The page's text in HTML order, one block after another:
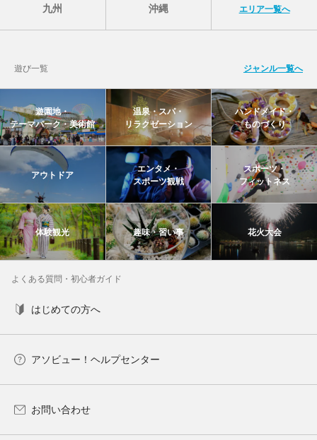
九州 沖縄 エリア一覧へ
遊び一覧 ジャンル一覧へ
遊園地・
テーマパーク・美術館
温泉・スパ・
リラクゼーション
ハンドメイド・
ものづくり
アウトドア
エンタメ・
スポーツ観戦
スポーツ・
フィットネス
体験観光 趣味・習い事 花火大会
よくある質問・初心者ガイド
はじめての方へ
アソビュー！ヘルプセンター
お問い合わせ